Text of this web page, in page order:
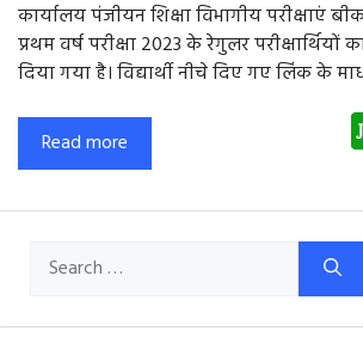
कार्यालय पंजीयन शिक्षा विभागीय परीक्षाएं
प्रथम वर्ष परीक्षा 2023 के रेगुलर परीक्षार्थियों
दिया गया है। विद्यार्थी नीचे दिए गए लिंक के
Read more
Search
for: